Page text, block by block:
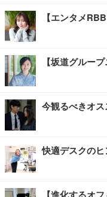
【エンタメ
【坂道グルー
今観るべきオス
快適デスクの